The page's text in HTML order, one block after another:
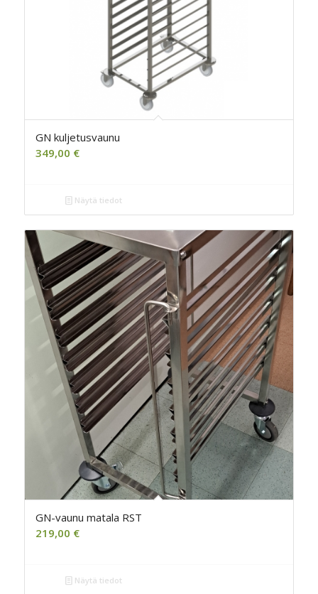
GN kuljetusvaunu
349,00 €
Näytä tiedot
GN-vaunu matala RST
219,00 €
Näytä tiedot